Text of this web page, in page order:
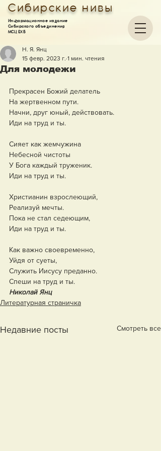
Информационное издание
Сибирского объединения
МСЦ ЕХБ
Сибирские нивы
Для молодежи
Н. Я. Янц
15 февр. 2023 г. 1 мин. чтения
Прекрасен Божий делатель
На жертвенном пути.
Начни, друг юный, действовать.
Иди на труд и ты.
Сияет как жемчужина
Небесной чистоты
У Бога каждый труженик.
Иди на труд и ты.
Христианин взрослеющий,
Реализуй мечты.
Пока не стал седеющим,
Иди на труд и ты.
Как важно своевременно,
Уйдя от суеты,
Служить Иисусу преданно.
Спеши на труд и ты.
Николай Янц
Литературная страничка
Недавние посты Смотреть все